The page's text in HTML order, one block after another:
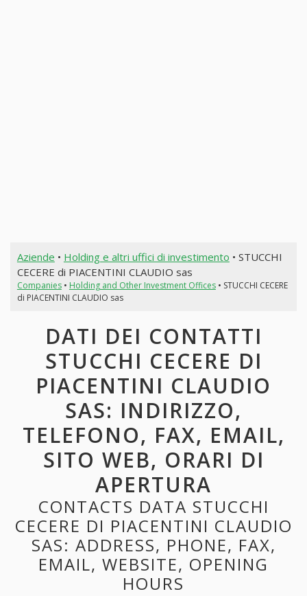
Aziende • Holding e altri uffici di investimento • STUCCHI
CECERE di PIACENTINI CLAUDIO sas
Companies• Holding and Other Investment Offices• STUCCHI CECERE
di PIACENTINI CLAUDIO sas
DATI DEI CONTATTI
STUCCHI CECERE DI
PIACENTINI CLAUDIO
SAS: INDIRIZZO,
TELEFONO, FAX, EMAIL,
SITO WEB, ORARI DI
APERTURA
CONTACTS DATA STUCCHI
CECERE DI PIACENTINI CLAUDIO
SAS: ADDRESS, PHONE, FAX,
EMAIL, WEBSITE, OPENING
HOURS